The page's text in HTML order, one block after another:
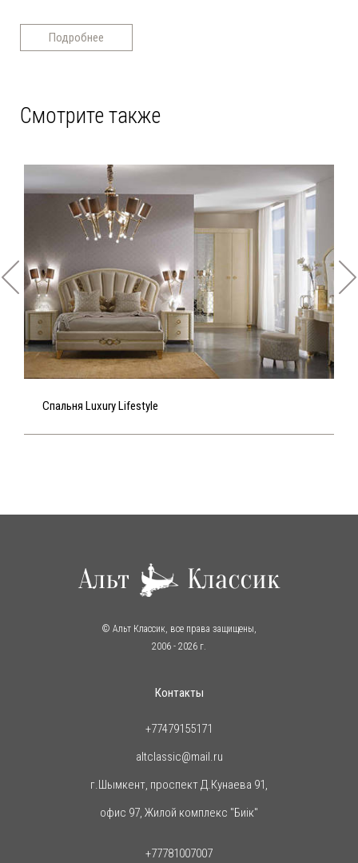
Подробнее
Смотрите также
Спальня Luxury Lifestyle
© Альт Классик, все права защищены,
2006 - 2026 г.
Контакты
+77479155171
altclassic@mail.ru
г.Шымкент, проспект Д.Кунаева 91,
офис 97, Жилой комплекс "Биiк"
+77781007007